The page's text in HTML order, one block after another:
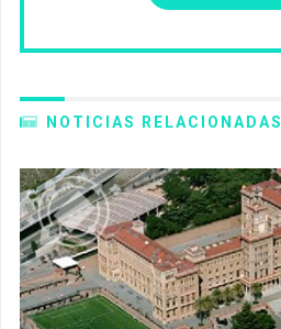
NOTICIAS RELACIONADAS